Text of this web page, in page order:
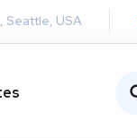
Seattle, USA